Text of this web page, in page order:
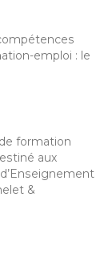
emploi : le
formation
aux
&